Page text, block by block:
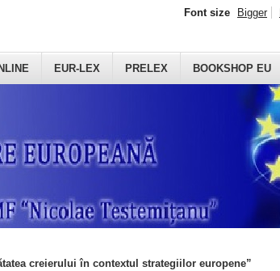
EUR-LEX PRELEX BOOKSHOP EU
Font size Bigger
creierului în contextul strategiilor europene”